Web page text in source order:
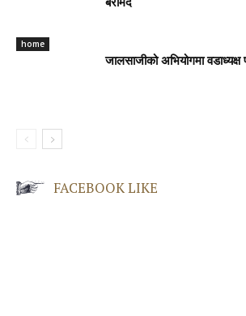
बरामद
home
जालसाजीको अभियोगमा वडाध्यक्ष
FACEBOOK LIKE